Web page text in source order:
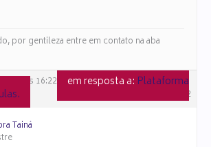
por gentileza entre em contato na aba
2024 às 16:22
em resposta a: Plataforma
#147722
Tainá